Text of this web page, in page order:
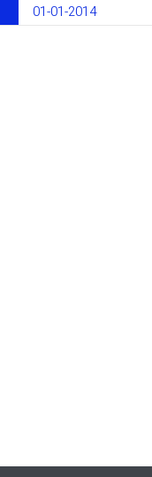
nuevos
tecnológica que
01-01-2014